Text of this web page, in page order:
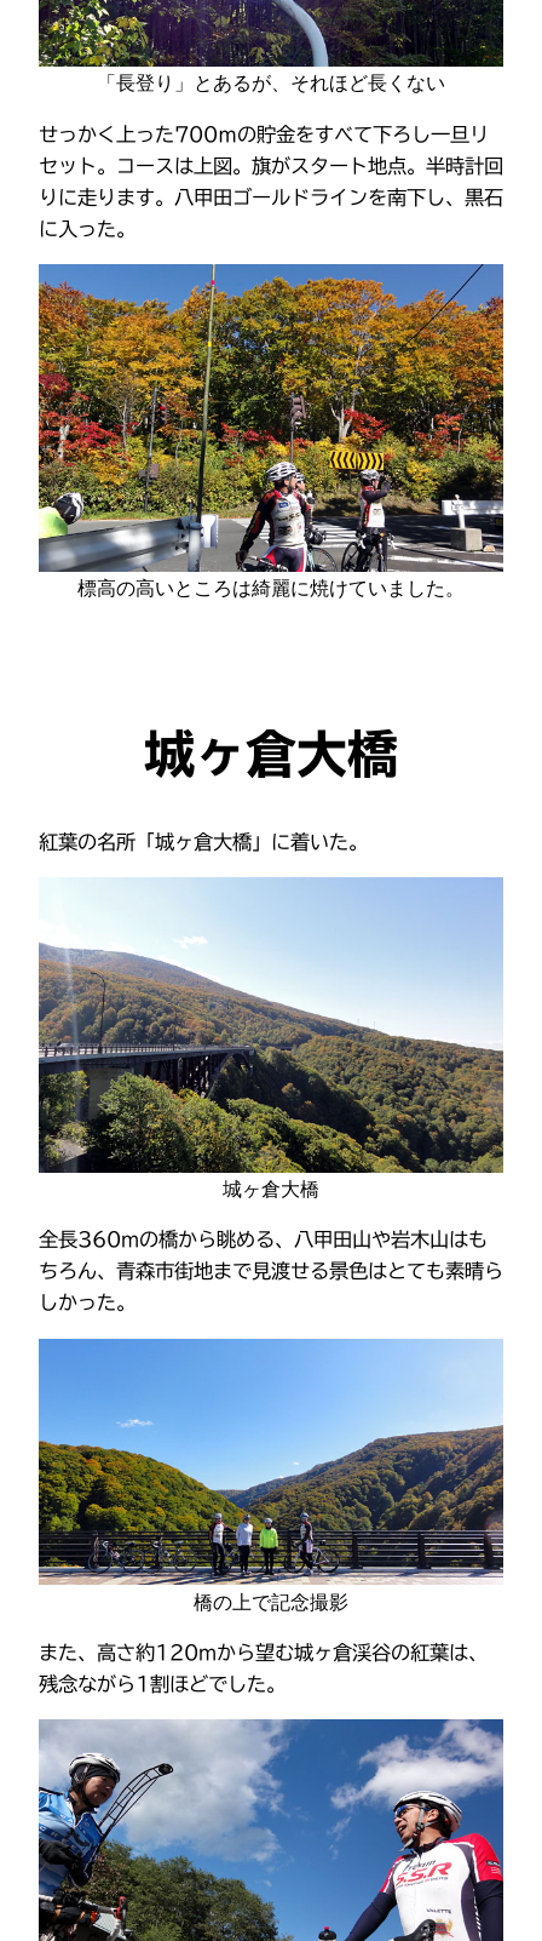
「長登り」とあるが、それほど長くない
せっかく上った700ｍの貯金をすべて下ろし一旦リ
セット。コースは上図。旗がスタート地点。半時計回
りに走ります。八甲田ゴールドラインを南下し、黒石
に入った。
標高の高いところは綺麗に焼けていました。
城ヶ倉大橋
紅葉の名所「城ヶ倉大橋」に着いた。
城ヶ倉大橋
全長360mの橋から眺める、八甲田山や岩木山はも
ちろん、青森市街地まで見渡せる景色はとても素晴ら
しかった。
橋の上で記念撮影
また、高さ約120mから望む城ヶ倉渓谷の紅葉は、
残念ながら1割ほどでした。